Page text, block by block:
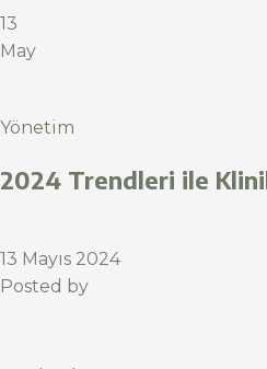
13
May
Yönetim
2024 Trendleri ile
13 Mayıs 2024
Posted by